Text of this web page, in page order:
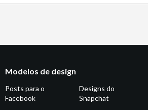
Modelos de design
Posts para o
Facebook
Designs do
Snapchat